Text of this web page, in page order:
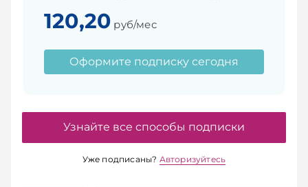
120,20 руб/мес
Оформите подписку сегодня
Узнайте все способы подписки
Уже подписаны? Авторизуйтесь